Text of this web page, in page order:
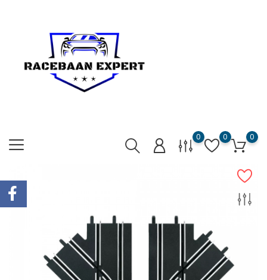
0 0 0